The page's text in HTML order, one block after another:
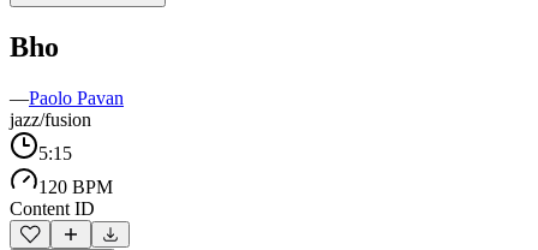
Bho
—Paolo Pavan
jazz/fusion
5:15
120 BPM
Content ID